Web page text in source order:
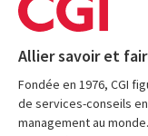
Allier savoir et
Fondée en 1976, CGI
de services-conseils
management au